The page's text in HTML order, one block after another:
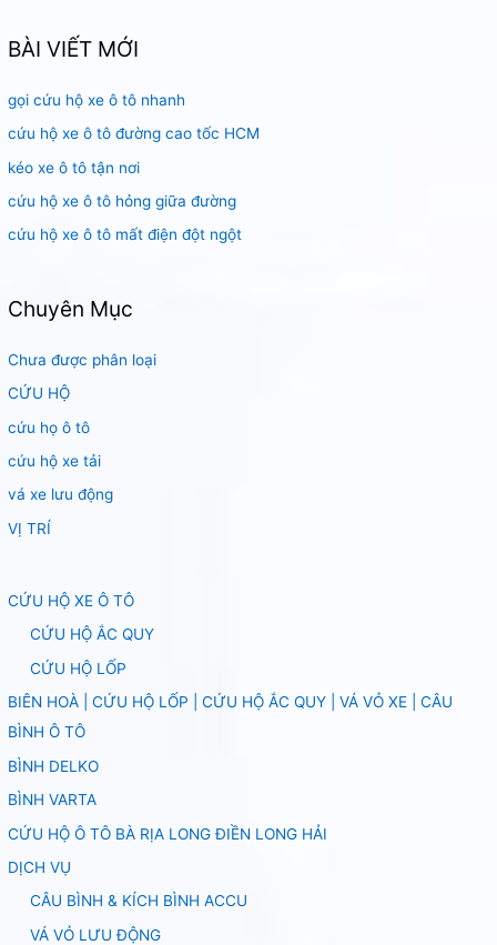
k
ế
m
:
BÀI VIẾT MỚI
gọi cứu hộ xe ô tô nhanh
cứu hộ xe ô tô đường cao tốc HCM
kéo xe ô tô tận nơi
cứu hộ xe ô tô hỏng giữa đường
cứu hộ xe ô tô mất điện đột ngột
Chuyên Mục
Chưa được phân loại
CỨU HỘ
cứu họ ô tô
cứu hộ xe tải
vá xe lưu động
VỊ TRÍ
CỨU HỘ XE Ô TÔ
CỨU HỘ ẮC QUY
CỨU HỘ LỐP
BIÊN HOÀ | CỨU HỘ LỐP | CỨU HỘ ẮC QUY | VÁ VỎ XE | CÂU
BÌNH Ô TÔ
BÌNH DELKO
BÌNH VARTA
CỨU HỘ Ô TÔ BÀ RỊA LONG ĐIỀN LONG HẢI
DỊCH VỤ
CÂU BÌNH & KÍCH BÌNH ACCU
VÁ VỎ LƯU ĐỘNG